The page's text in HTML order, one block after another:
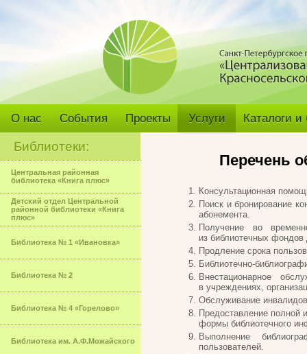
О нас События Проекты Услуги Каталоги
Библиотеки:
Центральная районная
библиотека «Книга плюс»
Детский отдел Центральной
районной библиотеки «Книга
плюс»
Библиотека № 1 «Ивановка»
Библиотека № 2
Библиотека № 4 «Горелово»
Библиотека им. А.Ф.Можайского
Перечень
Консультационная
Поиск и бронирование
абонемента.
Получение во
из библиотечных
Продление срока
Библиотечно-
Внестационарное
в учреждениях,
Обслуживание
Предоставление полной
формы библиотечного
Выполнение
пользователей.